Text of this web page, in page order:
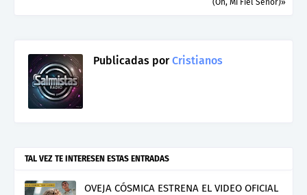
Publicadas porCristianos
TAL VEZ TE INTERESEN ESTAS ENTRADAS
OVEJA CÓSMICA ESTRENA EL VIDEO OFICIAL